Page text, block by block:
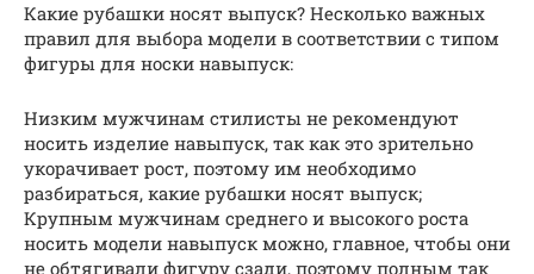
Какие рубашки носят выпуск? Несколько важных
правил для выбора модели в соответствии с типом
фигуры для носки навыпуск:
Низким мужчинам стилисты не рекомендуют
носить изделие навыпуск, так как это зрительно
укорачивает рост, поэтому им необходимо
разбираться, какие рубашки носят выпуск;
Крупным мужчинам среднего и высокого роста
носить модели навыпуск можно, главное, чтобы они
не обтягивали фигуру сзади, поэтому полным так